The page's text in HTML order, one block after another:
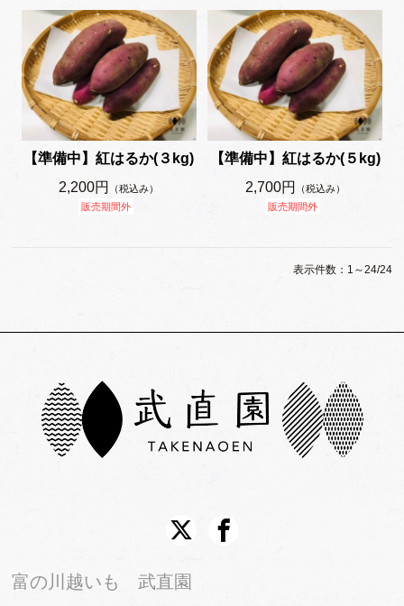
【準備中】紅はるか(３kg)
2,200円
（税込み）
販売期間外
【準備中】紅はるか(５kg)
2,700円
（税込み）
販売期間外
表示件数：1～24/24
富の川越いも 武直園